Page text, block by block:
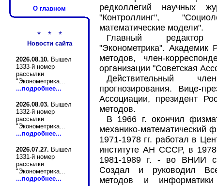
О главном
* * *
Новости сайта
2026.08.10. Вышел
1333-й номер
рассылки
"Эконометрика...
...подробнее...
2026.08.03. Вышел
1332-й номер
рассылки
"Эконометрика...
...подробнее...
2026.07.27. Вышел
1331-й номер
рассылки
"Эконометрика...
...подробнее...
редколлегий научных
"Контроллинг",
математические модели".
Главный редактор
"Эконометрика". Академик
методов, член-
организации "Советская
Действительный
прогнозирования. Вице-
Ассоциации, президент
методов.
В 1966 г. окончил
механико-математический
1971-1978 гг. работал в
институте АН СССР, в
1981-1989 г. - во ВНИИ
Создал и руководил
методов и